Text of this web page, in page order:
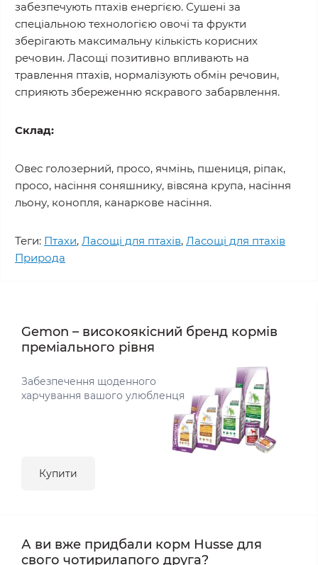
забезпечують птахів енергією. Сушені за
спеціальною технологією овочі та фрукти
зберігають максимальну кількість корисних
речовин. Ласощі позитивно впливають на
травлення птахів, нормалізують обмін речовин,
сприяють збереженню яскравого забарвлення.
Склад:
Овес голозерний, просо, ячмінь, пшениця, ріпак,
просо, насіння соняшнику, вівсяна крупа, насіння
льону, конопля, канаркове насіння.
Теги: Птахи, Ласощі для птахів, Ласощі для птахів
Природа
Gemon – високоякісний бренд кормів
преміального рівня
Забезпечення щоденного
харчування вашого улюбленця
Купити
А ви вже придбали корм Husse для
свого чотирилапого друга?